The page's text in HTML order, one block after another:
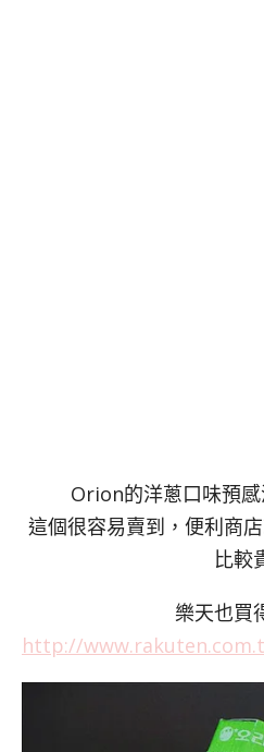
Orion的洋蔥口味預
這個很容易賣到，便利商
比較
樂天也買
http://